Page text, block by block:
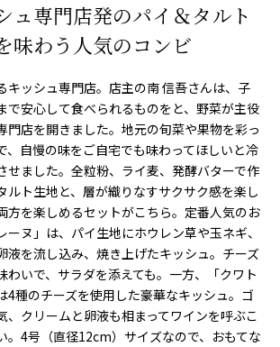
ュ専門店発のパイ＆タルト
味わう人気のコンビ
キッシュ専門店。店主の南 信吾さんは、子
で安心して食べられるものをと、野菜が主役
門店を開きました。地元の旬菜や果物を彩っ
、自慢の味をご自宅でも味わってほしいと冷
せました。全粒粉、ライ麦、発酵バターで作
ルト生地と、層が織りなすサクサク感を楽し
方を楽しめるセットがこちら。定番人気のお
ーヌ」は、パイ生地にホウレン草や玉ネギ、
液を流し込み、焼き上げたキッシュ。チーズ
わいで、サラダを添えても。一方、「クワト
4種のチーズを使用した豪華なキッシュ。ゴ
、クリームと卵液も相まってワインを呼ぶこ
。4号（直径12cm）サイズなので、おもてな